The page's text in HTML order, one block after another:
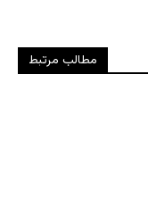
مطالب مرتبط